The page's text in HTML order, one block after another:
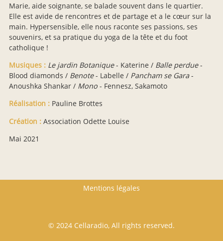
Marie, aide soignante, se balade souvent dans le quartier.
Elle est avide de rencontres et de partage et a le cœur sur la
main. Hypersensible, elle nous raconte ses passions, ses
souvenirs, et sa pratique du yoga de la tête et du foot
catholique !
Musiques : Le jardin Botanique- Katerine / Balle perdue-
Blood diamonds / Benote- Labelle / Pancham se Gara-
Anoushka Shankar / Mono - Fennesz, Sakamoto
Réalisation : Pauline Brottes
Création : Association Odette Louise
Mai 2021
Footer menu
Mentions légales
© 2024 Cellaradio, All rights reserved.